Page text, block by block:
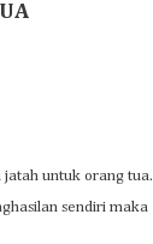
untuk orang tua.
sendiri maka